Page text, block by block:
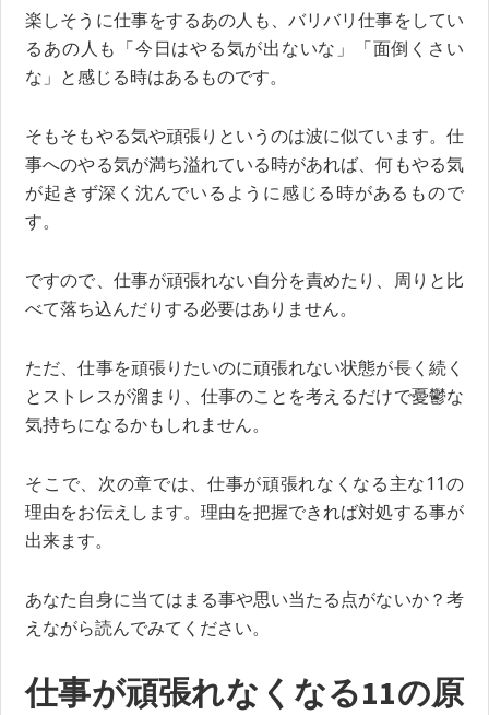
楽しそうに仕事をするあの人も、バリバリ仕事をしてい
るあの人も「今日はやる気が出ないな」「面倒くさい
な」と感じる時はあるものです。
そもそもやる気や頑張りというのは波に似ています。仕
事へのやる気が満ち溢れている時があれば、何もやる気
が起きず深く沈んでいるように感じる時があるもので
す。
ですので、仕事が頑張れない自分を責めたり、周りと比
べて落ち込んだりする必要はありません。
ただ、仕事を頑張りたいのに頑張れない状態が長く続く
とストレスが溜まり、仕事のことを考えるだけで憂鬱な
気持ちになるかもしれません。
そこで、次の章では、仕事が頑張れなくなる主な11の
理由をお伝えします。理由を把握できれば対処する事が
出来ます。
あなた自身に当てはまる事や思い当たる点がないか？考
えながら読んでみてください。
仕事が頑張れなくなる11の原